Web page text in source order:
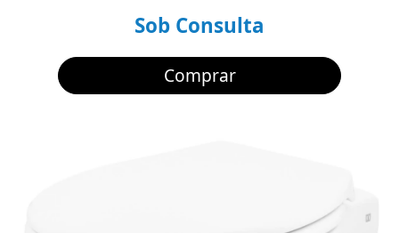
Sob Consulta
Comprar